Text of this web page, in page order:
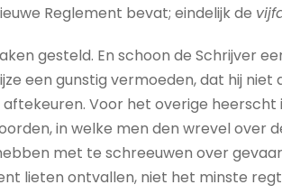
Reglement bevat; eindelijk de
gesteld. En schoon de Schrijver
een gunstig vermoeden, dat hij
Voor het overige
in welke men den wrevel over
met te schreeuwen over
lieten ontvallen, niet het minste